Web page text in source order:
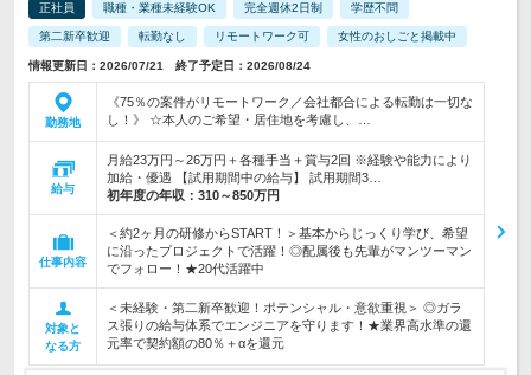
正社員 職種・業種未経験OK 完全週休2日制 学歴不問
第二新卒歓迎 転勤なし リモートワーク可 女性のおしごと掲載中
情報更新日：2026/07/21 終了予定日：2026/08/24
勤務地
《75％の案件がリモートワーク／会社都合による転勤は一切な
し！》 ☆本人のご希望・居住地を考慮し、…
給与
月給23万円～26万円＋各種手当＋賞与2回 ※経験や能力により
加給・優遇 【試用期間中の給与】 試用期間3…
初年度の年収： 310～850万円
仕事内容
＜約2ヶ月の研修からSTART！＞基本からじっくり学び、希望
に沿ったプロジェクトで活躍！◎配属後も先輩がマンツーマン
でフォロー！★20代活躍中
対象と
なる方
＜未経験・第二新卒歓迎！ポテンシャル・意欲重視＞ ◎ガラ
ス張りの給与体系でエンジニアを守ります！★業界高水準の還
元率で契約額の80％＋αを還元